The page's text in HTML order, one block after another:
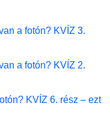
a fotón? KVÍZ 3.
a fotón? KVÍZ 2.
KVÍZ 6. rész – ezt